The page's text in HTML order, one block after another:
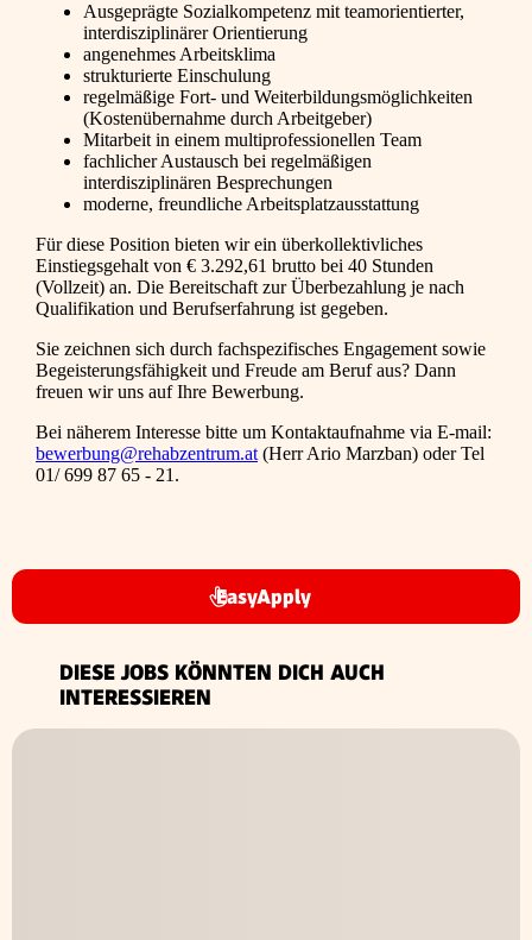
Ausgeprägte Sozialkompetenz mit teamorientierter,
interdisziplinärer Orientierung
angenehmes Arbeitsklima
strukturierte Einschulung
regelmäßige Fort- und Weiterbildungsmöglichkeiten
(Kostenübernahme durch Arbeitgeber)
Mitarbeit in einem multiprofessionellen Team
fachlicher Austausch bei regelmäßigen
interdisziplinären Besprechungen
moderne, freundliche Arbeitsplatzausstattung
Für diese Position bieten wir ein überkollektivliches
Einstiegsgehalt von € 3.292,61 brutto bei 40 Stunden
(Vollzeit) an. Die Bereitschaft zur Überbezahlung je nach
Qualifikation und Berufserfahrung ist gegeben.
Sie zeichnen sich durch fachspezifisches Engagement sowie
Begeisterungsfähigkeit und Freude am Beruf aus? Dann
freuen wir uns auf Ihre Bewerbung.
Bei näherem Interesse bitte um Kontaktaufnahme via E-mail:
bewerbung@rehabzentrum.at (Herr Ario Marzban) oder Tel
01/ 699 87 65 - 21.
EasyApply
DIESE JOBS KÖNNTEN DICH AUCH
INTERESSIEREN